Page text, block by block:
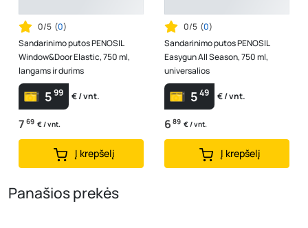
0/5 (0)
Sandarinimo putos PENOSIL
Window&Door Elastic, 750 ml,
langams ir durims
599 € / vnt.
7 69 € / vnt.
Į krepšelį
0/5 (0)
Sandarinimo putos PENOSIL
Easygun All Season, 750 ml,
universalios
549 € / vnt.
6 89 € / vnt.
Į krepšelį
Panašios prekės